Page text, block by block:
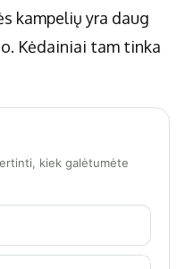
kampelių yra daug
Kėdainiai tam tinka